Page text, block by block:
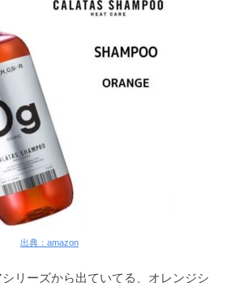
出典：amazon
リーズから出ていてる、オレンジシ